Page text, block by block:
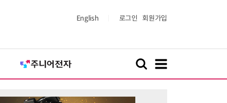
English 로그인 회원가입